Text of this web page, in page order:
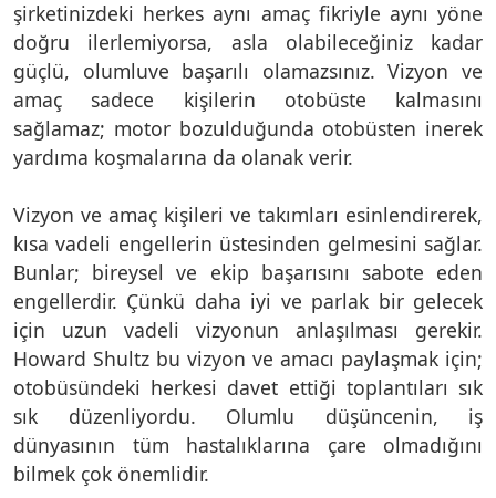
şirketinizdeki herkes aynı amaç fikriyle aynı yöne
doğru ilerlemiyorsa, asla olabileceğiniz kadar
güçlü, olumluve başarılı olamazsınız. Vizyon ve
amaç sadece kişilerin otobüste kalmasını
sağlamaz; motor bozulduğunda otobüsten inerek
yardıma koşmalarına da olanak verir.
Vizyon ve amaç kişileri ve takımları esinlendirerek,
kısa vadeli engellerin üstesinden gelmesini sağlar.
Bunlar; bireysel ve ekip başarısını sabote eden
engellerdir. Çünkü daha iyi ve parlak bir gelecek
için uzun vadeli vizyonun anlaşılması gerekir.
Howard Shultz bu vizyon ve amacı paylaşmak için;
otobüsündeki herkesi davet ettiği toplantıları sık
sık düzenliyordu. Olumlu düşüncenin, iş
dünyasının tüm hastalıklarına çare olmadığını
bilmek çok önemlidir.